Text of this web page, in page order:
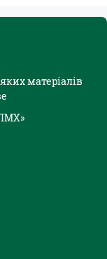
матеріалів